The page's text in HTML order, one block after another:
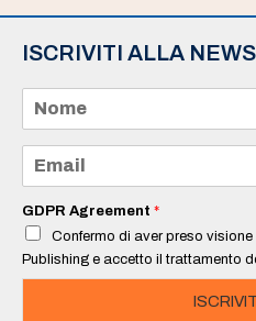
ISCRIVITI ALLA
m
e
a
i
*
GDPR Agreement *
Confermo di aver preso
Publishing e accetto il trattamento